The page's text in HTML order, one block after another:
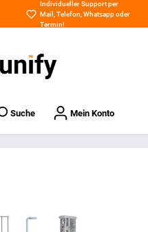
Individueller Support per
Mail,Telefon,Whatsappoder
Termin!
Suche Mein Konto